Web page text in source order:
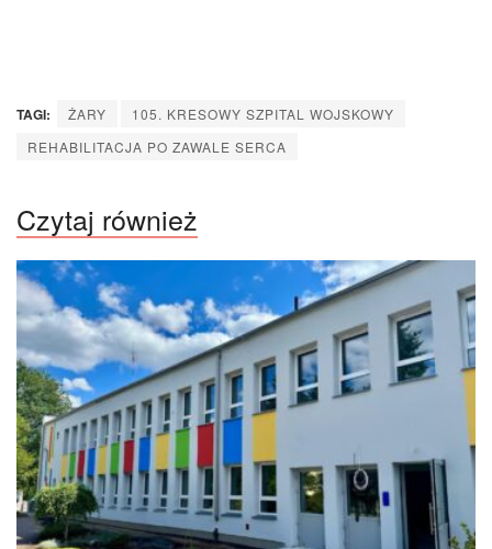
TAGI: ŻARY
105. KRESOWY SZPITAL WOJSKOWY
REHABILITACJA PO ZAWALE SERCA
Czytaj również